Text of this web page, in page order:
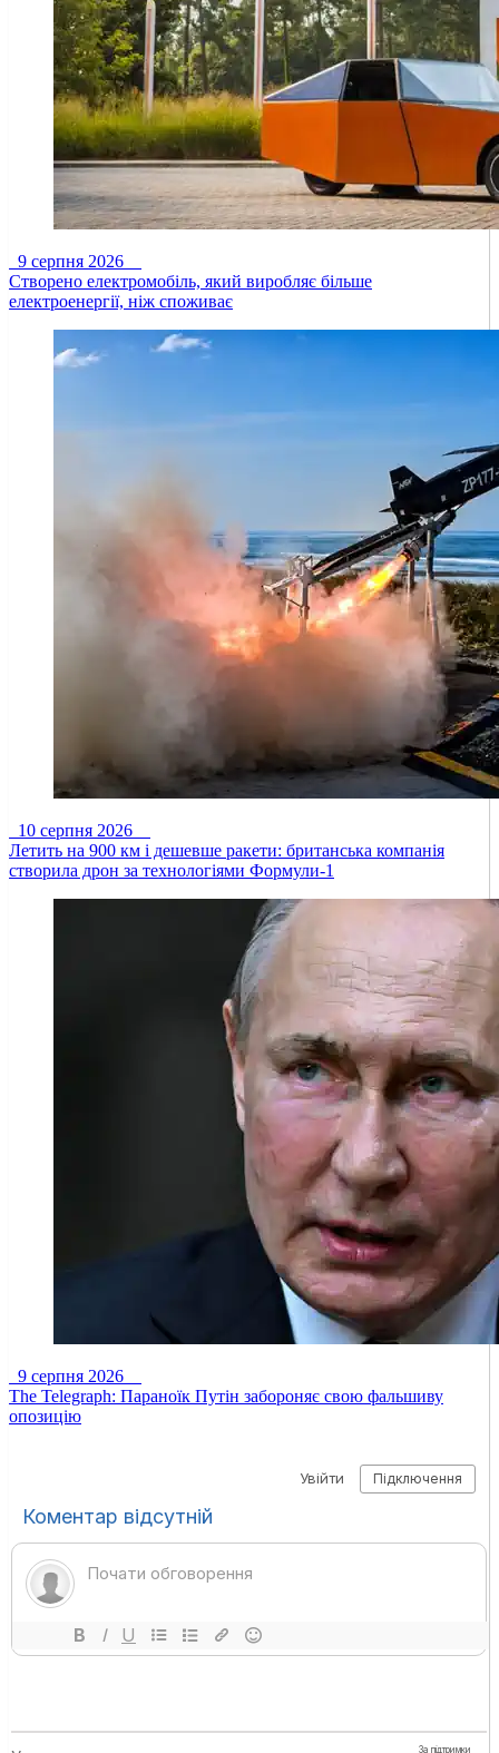
9 серпня 2026
Створено електромобіль, який виробляє більше
електроенергії, ніж споживає
10 серпня 2026
Летить на 900 км і дешевше ракети: британська компанія
створила дрон за технологіями Формули-1
9 серпня 2026
The Telegraph: Параноїк Путін забороняє свою фальшиву
опозицію